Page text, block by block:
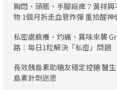
胸悶、頭脹、手腳麻痺？黃祥興
物 1個月拆走血管炸彈 重拾醒神
私密處痕癢、灼痛、異味來襲
路：每日1粒解決「私密」問題
長效胰島素助糖友穩定控糖 醫
島素針劑迷思